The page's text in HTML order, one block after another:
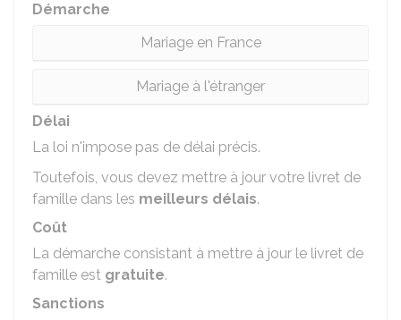
Démarche
Mariage en France
Mariage à l'étranger
Délai
La loi n'impose pas de délai précis.
Toutefois, vous devez mettre à jour votre livret de
famille dans les meilleurs délais.
Coût
La démarche consistant à mettre à jour le livret de
famille est gratuite.
Sanctions